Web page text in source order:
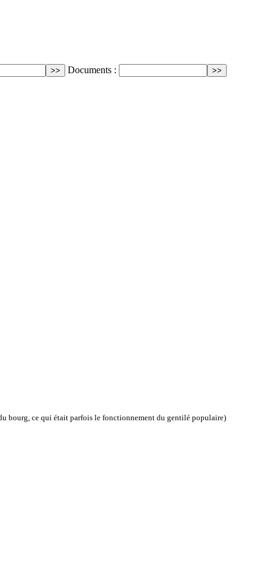
Documents :
bourg, ce qui était parfois le fonctionnement du gentilé populaire)